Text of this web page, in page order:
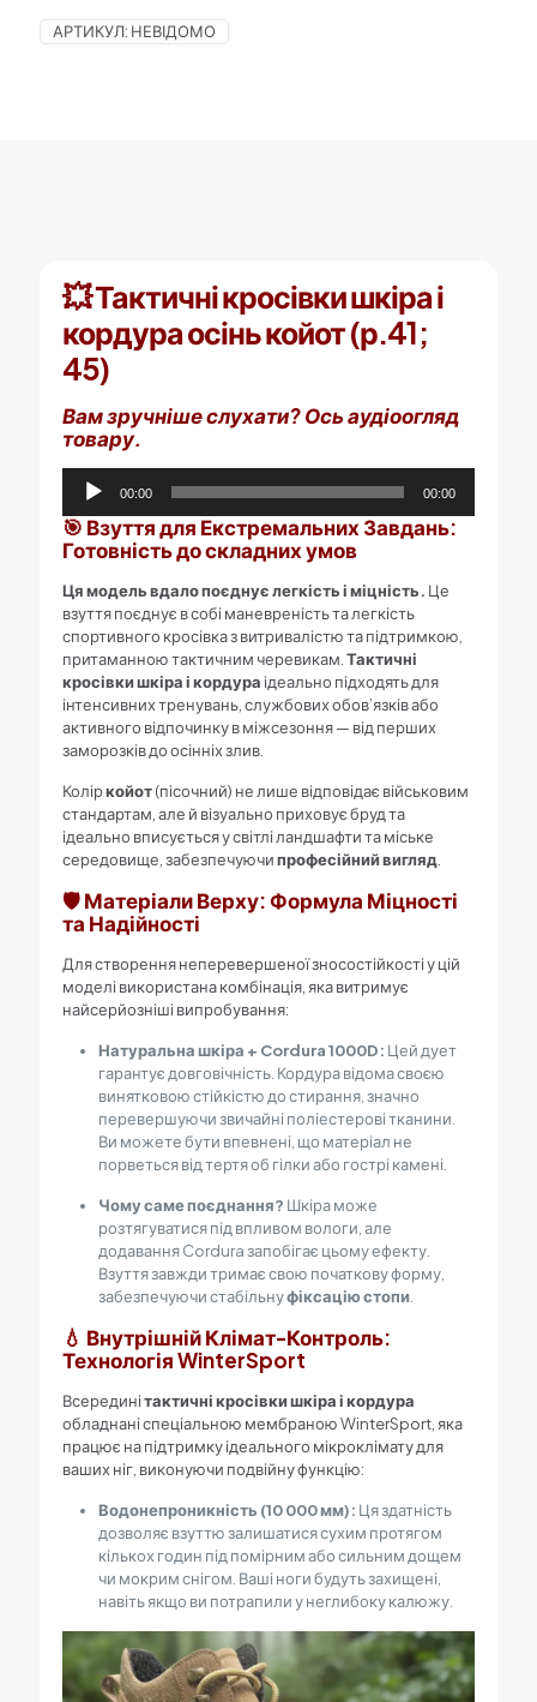
койот
АРТИКУЛ: НЕВІДОМО
💥 Тактичні кросівки шкіра і
кордура осінь койот (р.41;
45)
Вам зручніше слухати? Ось аудіоогляд
товару.
Аудіопрогравач
00:00 00:00
🎯 Взуття для Екстремальних Завдань:
Готовність до складних умов
Ця модель вдало поєднує легкість і міцність. Це
взуття поєднує в собі маневреність та легкість
спортивного кросівка з витривалістю та підтримкою,
притаманною тактичним черевикам. Тактичні
кросівки шкіра і кордура ідеально підходять для
інтенсивних тренувань, службових обов’язків або
активного відпочинку в міжсезоння — від перших
заморозків до осінніх злив.
Коліркойот(пісочний) не лише відповідає військовим
стандартам, але й візуально приховує бруд та
ідеально вписується у світлі ландшафти та міське
середовище, забезпечуючипрофесійний вигляд.
🛡️ Матеріали Верху: Формула Міцності
та Надійності
Для створення неперевершеної зносостійкості у цій
моделі використана комбінація, яка витримує
найсерйозніші випробування:
Натуральна шкіра + Cordura 1000D: Цей дует
гарантує довговічність. Кордура відома своєю
винятковою стійкістю до стирання, значно
перевершуючи звичайні поліестерові тканини.
Ви можете бути впевнені, що матеріал не
порветься від тертя об гілки або гострі камені.
Чому саме поєднання? Шкіра може
розтягуватися під впливом вологи, але
додавання Cordura запобігає цьому ефекту.
Взуття завжди тримає свою початкову форму,
забезпечуючи стабільнуфіксацію стопи
💧 Внутрішній Клімат-Контроль:
Технологія WinterSport
Всерединітактичні кросівки шкіра і кордура
обладнані спеціальною мембраною WinterSport, яка
працює на підтримку ідеального мікроклімату для
ваших ніг, виконуючи подвійну функцію:
Водонепроникність (10 000 мм): Ця здатність
дозволяє взуттю залишатися сухим протягом
кількох годин під помірним або сильним дощем
чи мокрим снігом. Ваші ноги будуть захищені,
навіть якщо ви потрапили у неглибоку калюжу.